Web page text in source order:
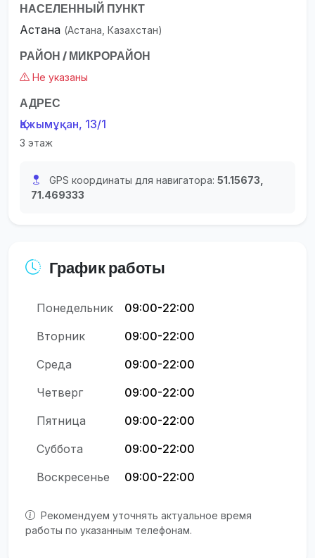
НАСЕЛЕННЫЙ ПУНКТ
Астана (Астана, Казахстан)
РАЙОН / МИКРОРАЙОН
Не указаны
АДРЕС
Қажымұқан, 13/1
3 этаж
GPS координаты для навигатора: 51.15673,
71.469333
График работы
Понедельник
09:00-22:00
Вторник
09:00-22:00
Среда
09:00-22:00
Четверг
09:00-22:00
Пятница
09:00-22:00
Суббота
09:00-22:00
Воскресенье
09:00-22:00
Рекомендуем уточнять актуальное время
работы по указанным телефонам.